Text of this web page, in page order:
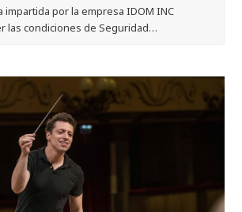
impartida por la empresa IDOM INC
las condiciones de Seguridad…